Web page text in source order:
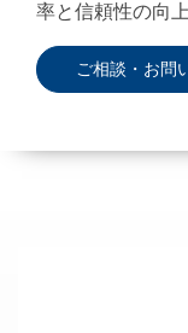
率と信頼性の向
ご相談・お問